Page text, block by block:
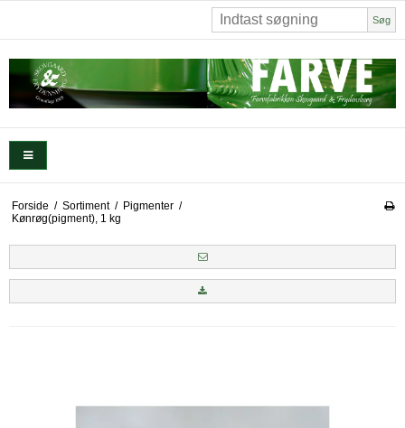
Søg
Forside / Sortiment / Pigmenter /
Kønrøg(pigment), 1 kg